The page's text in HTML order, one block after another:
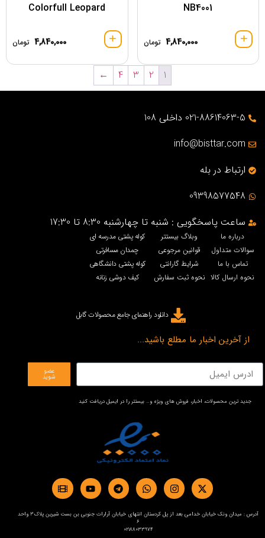
NB4001
4,840,000 تومان
Colorfull Leopard
4,840,000 تومان
1
2
3
4
←
021-88614063-5 داخلی 108
info@bisttar.com
ارتباط در بله
09398577548
ساعت پاسخگویی : شنبه تا چهارشنبه 8:30 تا 17:30
درباره ما
سوالات متداول
تماس با ما
نحوه ارسال کالا
وبلاگ بیستتر
قوانین مرجوعی
شرایط گارانتی
نحوه ثبت سفارش
کوله پشتی مدرسه ای
چمدان مسافرتی
کوله پشتی دانشگاهی
کیف دوشی زنانه
دانلود راهنمای جامع محصولات گابل
از آخرین اخبار ما مطلع باشید...
عضو
شوید
جدید ترین محصولات، اخبار، فروش های ویژه و… بیستتر را در ایمیل دریافت کنید
آدرس : میدان ونک خیابان خدامی بعد از پل کردستان انتهای خیابان آرارات جنوبی بن بست شیرین پلاک3 واحد
6
02188033974